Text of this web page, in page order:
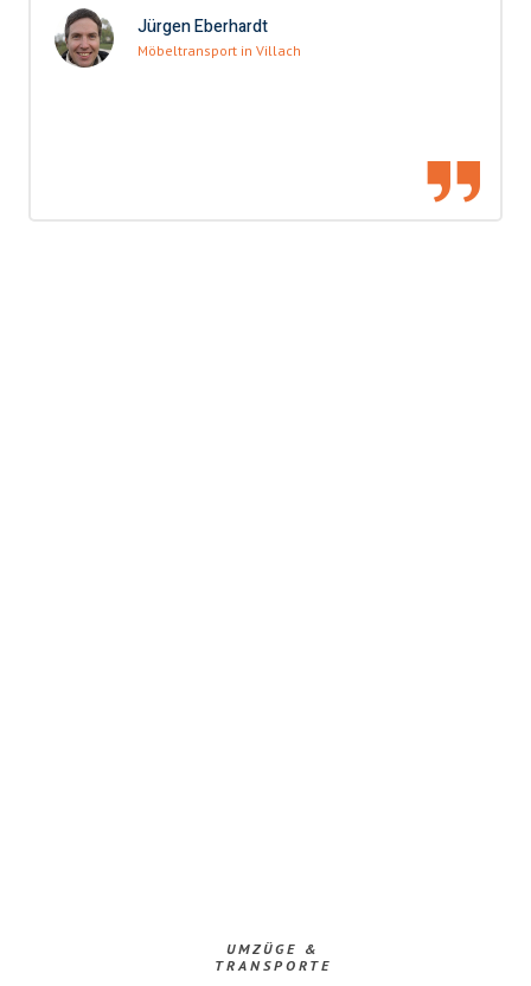
Jürgen Eberhardt
Möbeltransport in Villach
UMZÜGE &
TRANSPORTE